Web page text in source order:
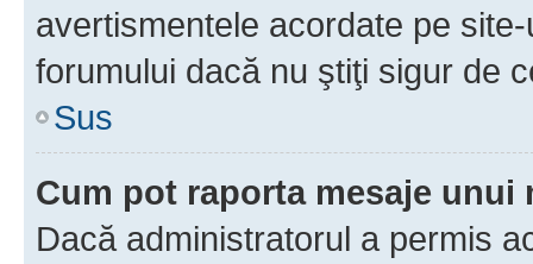
avertismentele acordate pe
forumului dacă nu ştiţi sigur de
Sus
Cum pot raporta mesaje unui
Dacă administratorul a permis